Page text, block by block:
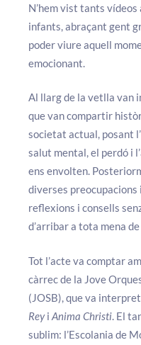
N’hem vist tants
infants, abraçant gent
poder viure aquell
emocionant.
Al llarg de la vetlla van
que van compartir
societat actual, posant
salut mental, el perdó i
ens envolten.
diverses
reflexions i consells
d’arribar a tota mena
Tot l’acte va comptar
càrrec de la Jove
(JOSB), que va
Reyi Anima Christi. El
sublim: l’Escolania de